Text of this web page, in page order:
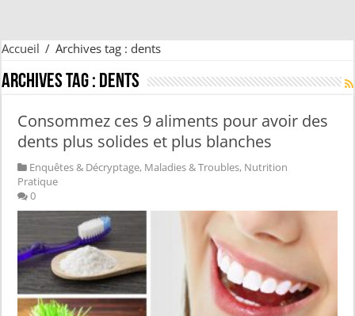
Accueil / Archives tag : dents
Archives tag : dents
Consommez ces 9 aliments pour avoir des
dents plus solides et plus blanches
Enquêtes & Décryptage, Maladies & Troubles, Nutrition
Pratique
0